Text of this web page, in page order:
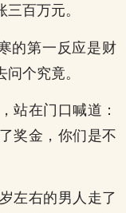
百万元。
的第一反应是财
个究竟。
站在门口喊道：
奖金，你们是不
左右的男人走了